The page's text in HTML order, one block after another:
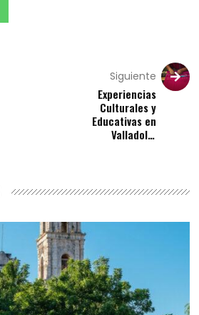
Siguiente
Experiencias
Culturales y
Educativas en
Valladolid